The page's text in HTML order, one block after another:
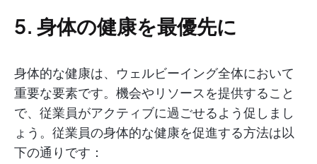
5. 身体の健康を最優先に
身体的な健康は、ウェルビーイング全体において
重要な要素です。機会やリソースを提供すること
で、従業員がアクティブに過ごせるよう促しまし
ょう。従業員の身体的な健康を促進する方法は以
下の通りです：